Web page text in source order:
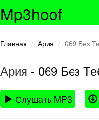
Mp3hoof
Главная Ария 069 Без
Ария - 069 Без
Слушать MP3